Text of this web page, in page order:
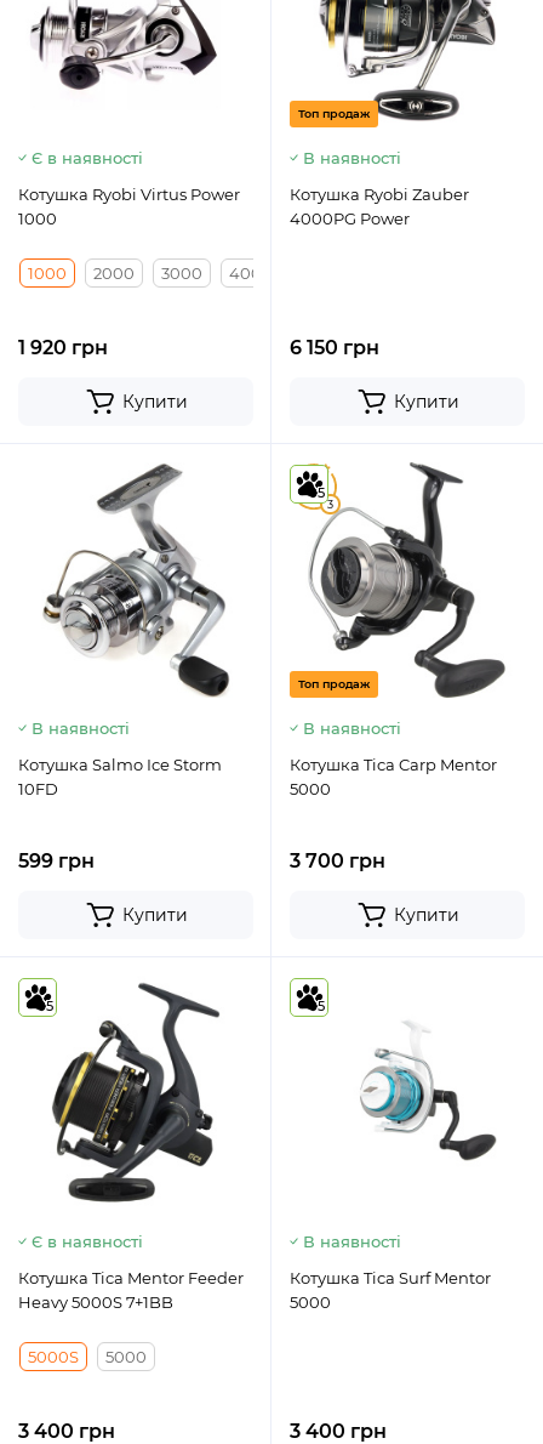
Є в наявності
Котушка Ryobi Virtus Power
1000
1000 2000 3000 4000
1 920 грн
Купити
Топ продаж
В наявності
Котушка Ryobi Zauber
4000PG Power
6 150 грн
Купити
В наявності
Котушка Salmo Ice Storm
10FD
599 грн
Купити
5
3
5
Топ продаж
В наявності
Котушка Tica Carp Mentor
5000
3 700 грн
Купити
5
Є в наявності
Котушка Tica Mentor Feeder
Heavy 5000S 7+1BB
5000S 5000
3 400 грн
5
В наявності
Котушка Tica Surf Mentor
5000
3 400 грн